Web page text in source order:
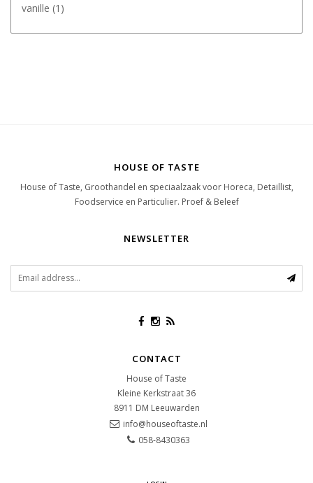
vanille (1)
HOUSE OF TASTE
House of Taste, Groothandel en speciaalzaak voor Horeca, Detaillist,
Foodservice en Particulier. Proef & Beleef
NEWSLETTER
CONTACT
House of Taste
Kleine Kerkstraat 36
8911 DM Leeuwarden
info@houseoftaste.nl
058-8430363